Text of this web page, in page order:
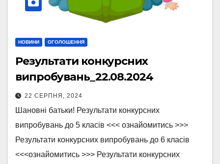
НОВИНИ ОГОЛОШЕННЯ
Результати конкурсних
випробувань_22.08.2024
22 СЕРПНЯ, 2024
Шановні батьки! Результати конкурсних
випробувань до 5 класів <<< ознайомитись >>>
Результати конкурсних випробувань до 6 класів
<<<ознайомитись >>> Результати конкурсних